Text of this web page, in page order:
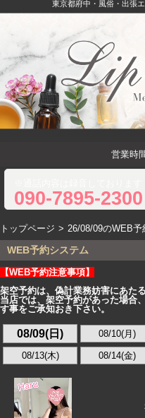
東京都府中・風俗・出張
営業時
090-7895-2300
トップページ 26/08/09のWEB予
WEB予約システム
【WEB予約注意事項】
架空予約は、偽計業務妨害にあた
当店では、架空予約があった場合
す事をご承知おき下さい。
08/09(日) 08/10(月)
08/13(木) 08/14(金)